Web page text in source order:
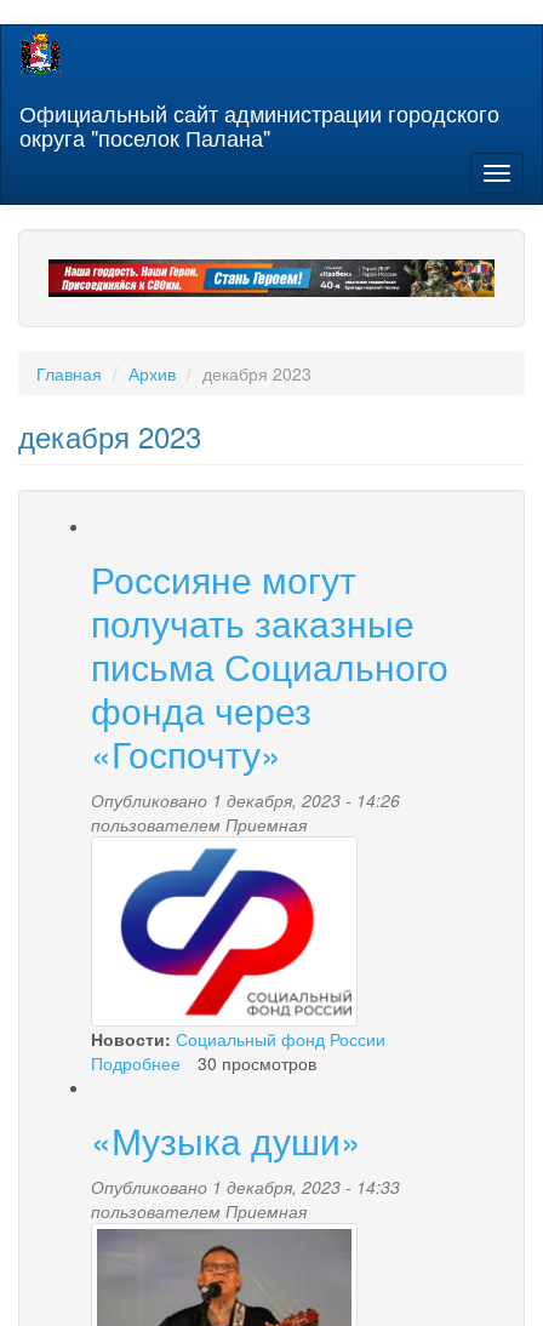
Перейти
содержанию
Официальный сайт администрации городского
округа "поселок Палана"
Главная Архив декабря 2023
декабря 2023
Россияне могут
получать заказные
письма Социального
фонда через
«Госпочту»
Опубликовано 1 декабря, 2023 - 14:26
пользователем Приемная
1.png
Новости: Социальный фонд России
Подробнее
получать
заказные
письма
Социального
фонда
через
«Госпочту»
30 просмотров
«Музыка души»
Опубликовано 1 декабря, 2023 - 14:33
пользователем Приемная
1-